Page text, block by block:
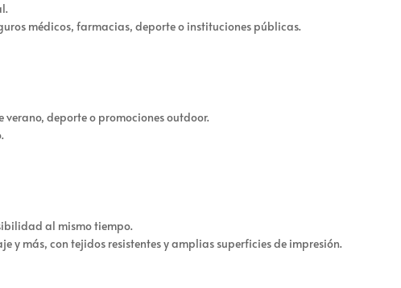
médicos, farmacias, deporte o instituciones públicas.
deporte o promociones outdoor.
al mismo tiempo.
y más, con tejidos resistentes y amplias superficies de impresión.